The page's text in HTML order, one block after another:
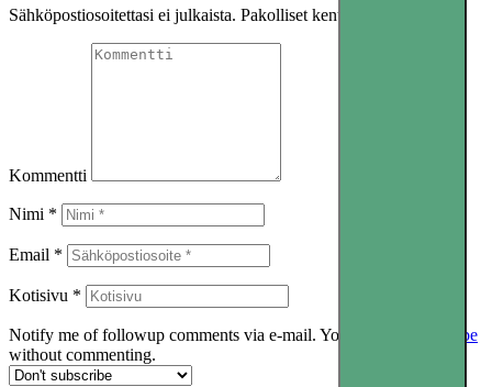
Sähköpostiosoitettasi ei julkaista. Pakolliset kentät on merkitty
Kommentti
Nimi *
Email *
Kotisivu *
Notify me of followup comments via e-mail. You can also
subscribe
without commenting.